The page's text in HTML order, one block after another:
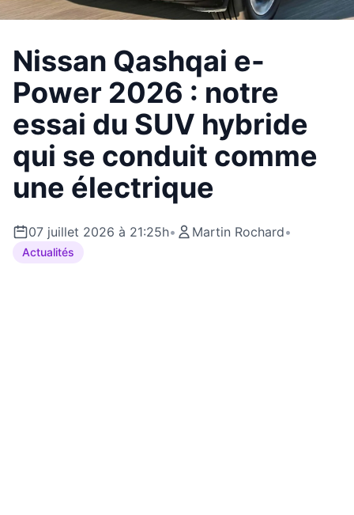
Nissan Qashqai e-
Power 2026 : notre
essai du SUV hybride
qui se conduit comme
une électrique
07 juillet 2026 à 21:25h• Martin Rochard•
Actualités